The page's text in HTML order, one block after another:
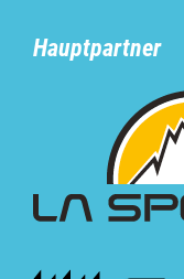
Hauptpartner